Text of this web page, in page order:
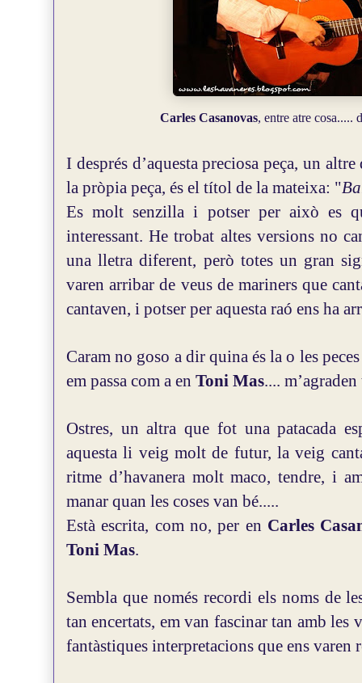
Carles Casanovas, entre atre cosa.....
I després d’aquesta preciosa peça, un
la pròpia peça, és el títol de la mateixa: "
Es molt senzilla i potser per això es
interessant. He trobat altes versions no
una lletra diferent, però totes un gran
varen arribar de veus de mariners que
cantaven, i potser per aquesta raó ens ha
Caram no goso a dir quina és la o les
em passa com a en Toni Mas....
Ostres, un altra que fot una patacada
aquesta li veig molt de futur, la veig
ritme d’havanera molt maco, tendre, i
manar quan les coses van bé.....
Està escrita, com no, per en Carles
Toni Mas.
Sembla que només recordi els noms de
tan encertats, em van fascinar tan amb les
fantàstiques interpretacions que ens varen